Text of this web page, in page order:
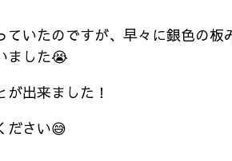
いたのですが、早々に銀色の板
ました😭
出来ました！
ださい😅